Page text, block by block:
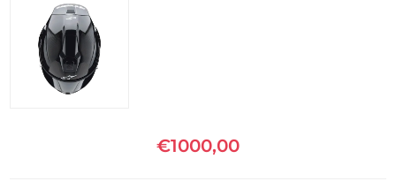
€1000,00